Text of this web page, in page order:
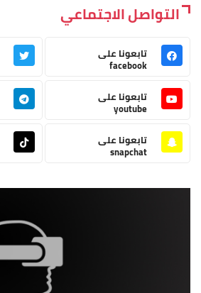
التواصل الاجتماعي
تابعونا على
facebook
تابعونا على
youtube
تابعونا على
snapchat